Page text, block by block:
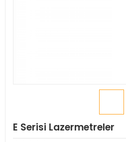
E Serisi Lazermetreler